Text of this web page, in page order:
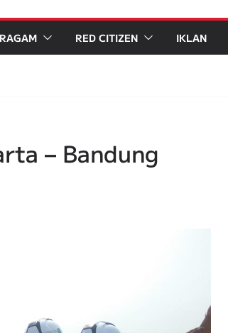
RAGAM RED CITIZEN IKLAN
– Bandung